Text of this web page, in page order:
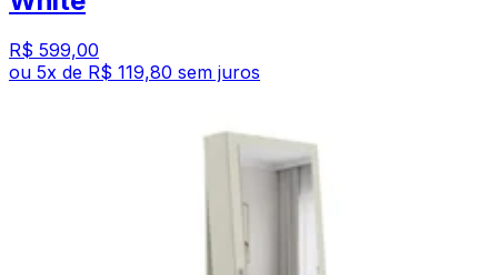
R$ 599,00
ou 5x de R$ 119,80 sem juros